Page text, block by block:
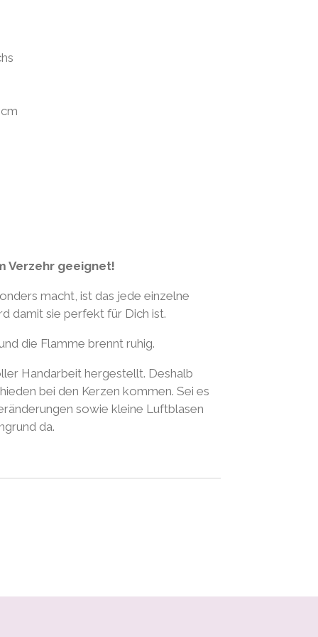
Verzehr geeignet!
macht, ist das jede einzelne
damit sie perfekt für Dich ist.
die Flamme brennt ruhig.
Handarbeit hergestellt. Deshalb
bei den Kerzen kommen. Sei es
sowie kleine Luftblasen
da.